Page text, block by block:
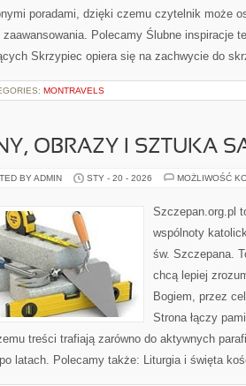
poradami, dzięki czemu czytelnik może
zaawansowania. Polecamy Ślubne inspiracje
Skrzypiec opiera się na zachwycie do
MONTRAVELS
OBRAZY I SZTUKA
BY ADMIN STY - 20 - 2026 MOŻLIWOŚĆ
Szczepan.org.pl
wspólnoty
św. Szczepana.
chcą lepiej
Bogiem, przez
Strona łączy
treści trafiają zarówno do aktywnych
latach. Polecamy także: Liturgia i święta